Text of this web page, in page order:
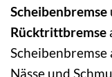
Scheibenbremse
Rücktrittbremse
Nässe und